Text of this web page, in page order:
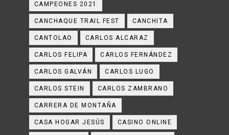
CAMPEONES 2021
CANCHAQUE TRAIL FEST CANCHITA
CANTOLAO CARLOS ALCARAZ
CARLOS FELIPA CARLOS FERNÁNDEZ
CARLOS GALVÁN CARLOS LUGO
CARLOS STEIN CARLOS ZAMBRANO
CARRERA DE MONTAÑA
CASA HOGAR JESÚS CASINO ONLINE